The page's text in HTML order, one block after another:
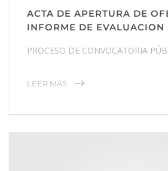
ACTA DE APERTURA DE
INFORME DE EVALUACION
PROCESO DE CONVOCATORIA
LEER MÁS